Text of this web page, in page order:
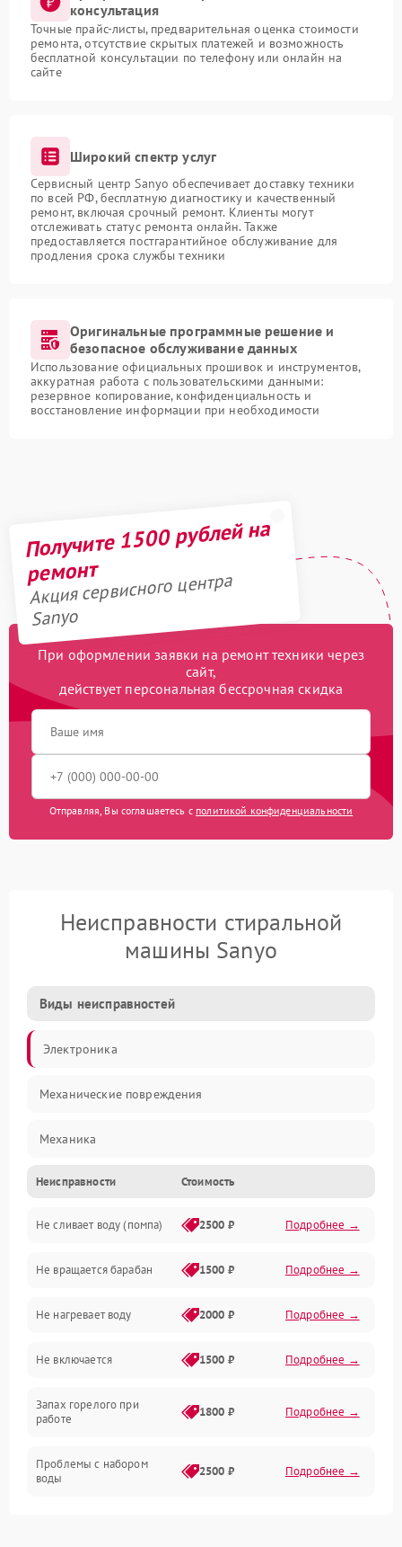
консультация
Точные прайс-листы, предварительная оценка стоимости
ремонта, отсутствие скрытых платежей и возможность
бесплатной консультации по телефону или онлайн на
сайте
Широкий спектр услуг
Сервисный центр Sanyo обеспечивает доставку техники
по всей РФ, бесплатную диагностику и качественный
ремонт, включая срочный ремонт. Клиенты могут
отслеживать статус ремонта онлайн. Также
предоставляется постгарантийное обслуживание для
продления срока службы техники
Оригинальные программные решение и
безопасное обслуживание данных
Использование официальных прошивок и инструментов,
аккуратная работа с пользовательскими данными:
резервное копирование, конфиденциальность и
восстановление информации при необходимости
Получите 1500 рублей на
ремонт
Акция сервисного центра
Sanyo
При оформлении заявки на ремонт техники через
сайт,
действует персональная бессрочная скидка
Отправляя, Вы соглашаетесь с политикой конфиденциальности
Неисправности стиральной
машины Sanyo
Виды неисправностей
Электроника
Механические повреждения
Механика
Электропитание
Водоснабжение
Слив
Программное обеспечение
Неисправности Стоимость
Не сливает воду (помпа) 2500 ₽ Подробнее →
Не вращается барабан 1500 ₽ Подробнее →
Не нагревает воду 2000 ₽ Подробнее →
Не включается 1500 ₽ Подробнее →
Запах горелого при
работе
1800 ₽ Подробнее →
Проблемы с набором
воды
2500 ₽ Подробнее →